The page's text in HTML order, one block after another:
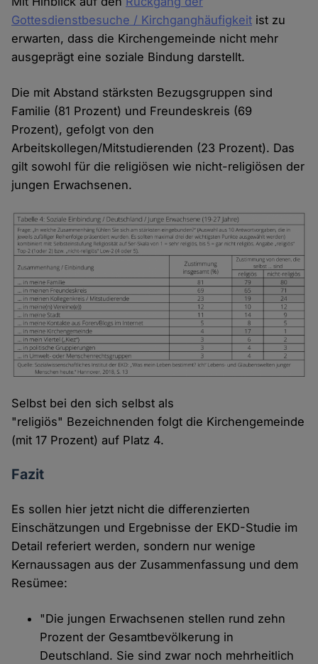
Gottesdienstbesuche / Kirchganghäufigkeit ist zu
erwarten, dass die Kirchengemeinde nicht mehr
ausgeprägt eine soziale Bindung darstellt.
Die mit Abstand stärksten Bezugsgruppen sind
Familie (81 Prozent) und Freundeskreis (69
Prozent), gefolgt von den
Arbeitskollegen/Mitstudierenden (23 Prozent). Das
gilt sowohl für die religiösen wie nicht-religiösen der
jungen Erwachsenen.
Selbst bei den sich selbst als
"religiös" Bezeichnenden folgt die Kirchengemeinde
(mit 17 Prozent) auf Platz 4.
Fazit
Es sollen hier jetzt nicht die differenzierten
Einschätzungen und Ergebnisse der EKD-Studie im
Detail referiert werden, sondern nur wenige
Kernaussagen aus der Zusammenfassung und dem
Resümee:
"Die jungen Erwachsenen stellen rund zehn
Prozent der Gesamtbevölkerung in
Deutschland. Sie sind zwar noch mehrheitlich